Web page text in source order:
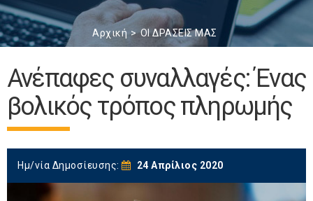
Αρχική ΟΙ ΔΡΑΣΕΙΣ ΜΑΣ
Ανέπαφες συναλλαγές: Ένας
βολικός τρόπος πληρωμής
Ημ/νία Δημοσίευσης: 24 Απρίλιος 2020